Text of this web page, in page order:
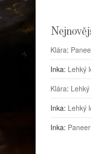
Klára:
Inka: Lehký
Klára:
Inka: Lehký
Inka: Paneer